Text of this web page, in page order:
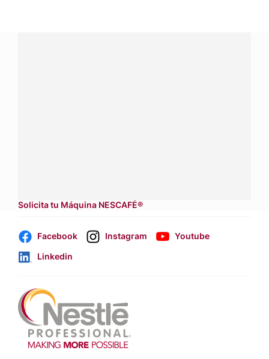
Solicita tu Máquina NESCAFÉ®
Facebook Instagram
Youtube
Linkedin